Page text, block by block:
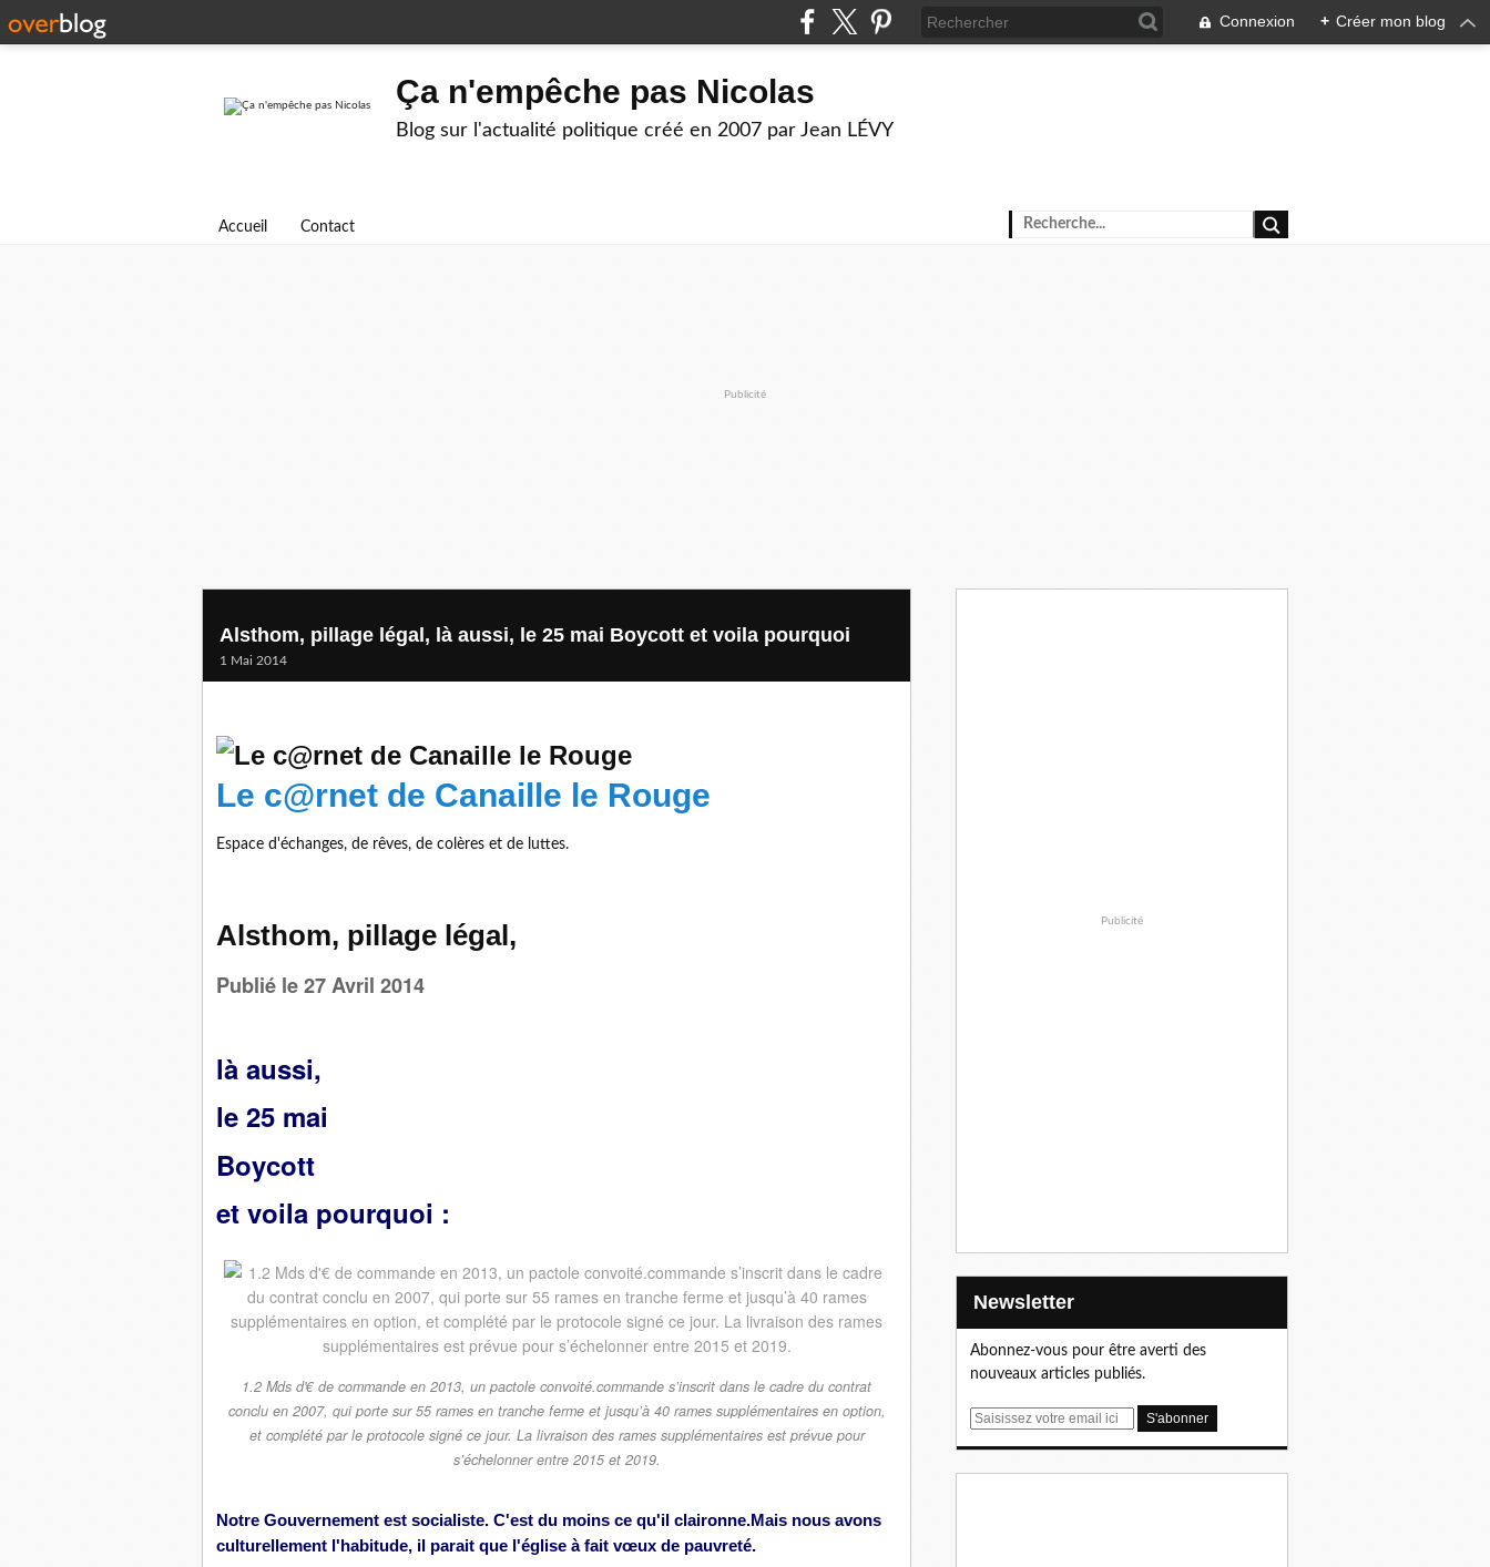
Connexion + Créer mon blog
Ça n'empêche pas Nicolas
Blog sur l'actualité politique créé en 2007 par Jean LÉVY
Accueil Contact
Publicité
Alsthom, pillage légal, là aussi, le 25 mai Boycott et voila pourquoi
1 Mai 2014
Le c@rnet de Canaille le Rouge
Espace d'échanges, de rêves, de colères et de luttes.
Alsthom, pillage légal,
Publié le 27 Avril 2014
là aussi,
le 25 mai
Boycott
et voila pourquoi :
1.2 Mds d'€ de commande en 2013, un pactole convoité.commande s’inscrit dans le cadre du contrat
conclu en 2007, qui porte sur 55 rames en tranche ferme et jusqu’à 40 rames supplémentaires en option,
et complété par le protocole signé ce jour. La livraison des rames supplémentaires est prévue pour
s’échelonner entre 2015 et 2019.
Notre Gouvernement est socialiste. C'est du moins ce qu'il claironne.Mais nous avons
culturellement l'habitude, il parait que l'église à fait vœux de pauvreté.
Publicité
Newsletter
Abonnez-vous pour être averti des
nouveaux articles publiés.
E